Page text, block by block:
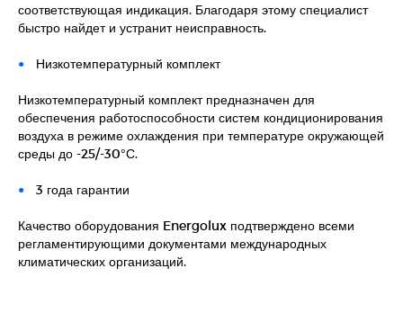
соответствующая индикация. Благодаря этому специалист
быстро найдет и устранит неисправность.
Низкотемпературный комплект
Низкотемпературный комплект предназначен для
обеспечения работоспособности систем кондиционирования
воздуха в режиме охлаждения при температуре окружающей
среды до -25/-30°С.
3 года гарантии
Качество оборудования Energolux подтверждено всеми
регламентирующими документами международных
климатических организаций.